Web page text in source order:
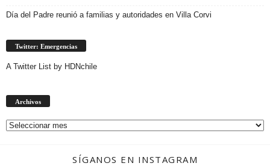
Día del Padre reunió a familias y autoridades en Villa Corvi
Twitter: Emergencias
A Twitter List by HDNchile
Archivos
SÍGANOS EN INSTAGRAM